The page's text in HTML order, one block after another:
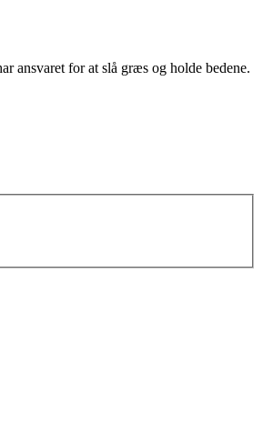
ansvaret for at slå græs og holde bedene.